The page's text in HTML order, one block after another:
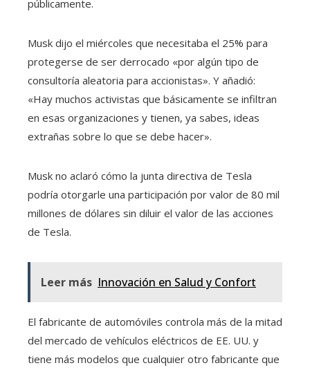
públicamente.
Musk dijo el miércoles que necesitaba el 25% para
protegerse de ser derrocado «por algún tipo de
consultoría aleatoria para accionistas». Y añadió:
«Hay muchos activistas que básicamente se infiltran
en esas organizaciones y tienen, ya sabes, ideas
extrañas sobre lo que se debe hacer».
Musk no aclaró cómo la junta directiva de Tesla
podría otorgarle una participación por valor de 80 mil
millones de dólares sin diluir el valor de las acciones
de Tesla.
Leer más Innovación en Salud y Confort
El fabricante de automóviles controla más de la mitad
del mercado de vehículos eléctricos de EE. UU. y
tiene más modelos que cualquier otro fabricante que